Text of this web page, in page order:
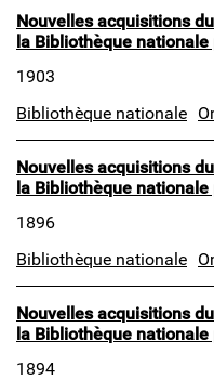
Nouvelles acquisitions
la Bibliothèque
1903
Bibliothèque nationale
Nouvelles acquisitions
la Bibliothèque
1896
Bibliothèque nationale
Nouvelles acquisitions
la Bibliothèque
1894